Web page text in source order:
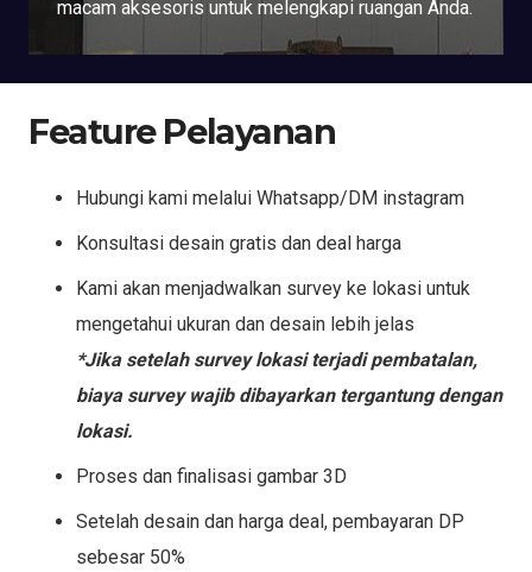
macam aksesoris untuk melengkapi ruangan Anda.
Feature Pelayanan
Hubungi kami melalui Whatsapp/DM instagram
Konsultasi desain gratis dan deal harga
Kami akan menjadwalkan survey ke lokasi untuk
mengetahui ukuran dan desain lebih jelas
*Jika setelah survey lokasi terjadi pembatalan,
biaya survey wajib dibayarkan tergantung dengan
lokasi.
Proses dan finalisasi gambar 3D
Setelah desain dan harga deal, pembayaran DP
sebesar 50%